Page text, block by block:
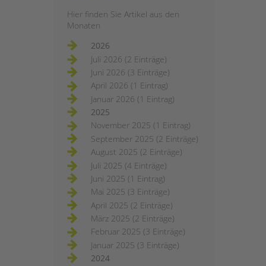
Hier finden Sie Artikel aus den
Monaten
2026
Juli 2026 (2 Einträge)
Juni 2026 (3 Einträge)
April 2026 (1 Eintrag)
Januar 2026 (1 Eintrag)
2025
November 2025 (1 Eintrag)
September 2025 (2 Einträge)
August 2025 (2 Einträge)
Juli 2025 (4 Einträge)
Juni 2025 (1 Eintrag)
Mai 2025 (3 Einträge)
April 2025 (2 Einträge)
März 2025 (2 Einträge)
Februar 2025 (3 Einträge)
Januar 2025 (3 Einträge)
2024